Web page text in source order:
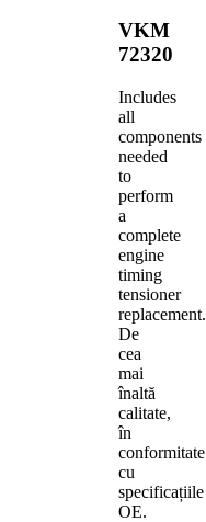
VKM
72320
Includes
all
components
needed
to
perform
a
complete
engine
timing
tensioner
replacement.
De
cea
mai
înaltă
calitate,
în
conformitate
cu
specificațiile
OE.